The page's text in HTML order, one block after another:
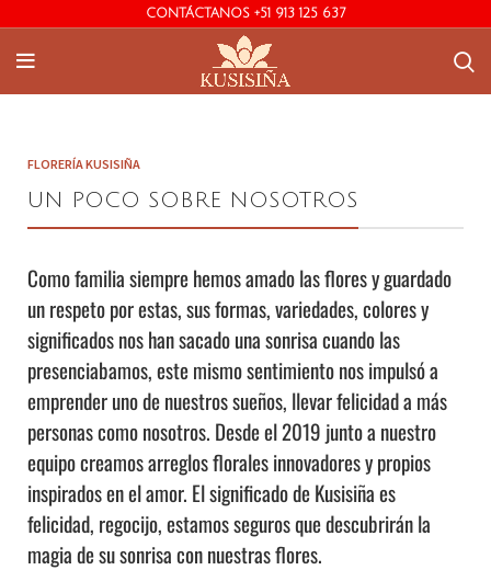
CONTÁCTANOS +51 913 125 637
FLORERÍA KUSISIÑA
UN POCO SOBRE NOSOTROS
Como familia siempre hemos amado las flores y guardado
un respeto por estas, sus formas, variedades, colores y
significados nos han sacado una sonrisa cuando las
presenciabamos, este mismo sentimiento nos impulsó a
emprender uno de nuestros sueños, llevar felicidad a más
personas como nosotros. Desde el 2019 junto a nuestro
equipo creamos arreglos florales innovadores y propios
inspirados en el amor. El significado de Kusisiña es
felicidad, regocijo, estamos seguros que descubrirán la
magia de su sonrisa con nuestras flores.